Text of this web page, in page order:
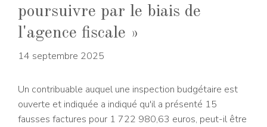
poursuivre par le biais de
l'agence fiscale »
14 septembre 2025
Un contribuable auquel une inspection budgétaire est
ouverte et indiquée a indiqué qu'il a présenté 15
fausses factures pour 1 722 980,63 euros, peut-il être